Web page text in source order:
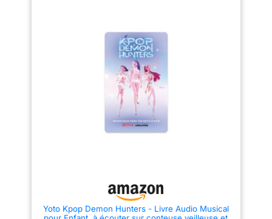
Yoto Kpop Demon Hunters - Livre Audio Musical